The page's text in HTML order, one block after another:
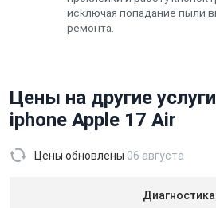
исключая попадание пыли
ремонта.
Цены на другие
iphone Apple 17 Air
Цены обновлены 06 августа
Диагностика